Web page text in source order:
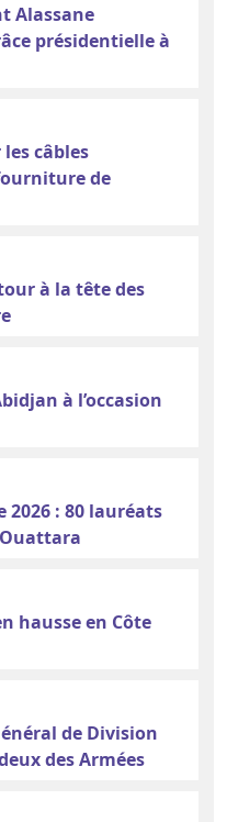
Alassane
présidentielle à
câbles
de
à la tête des
à l’occasion
2026 : 80 lauréats
hausse en Côte
de Division
des Armées